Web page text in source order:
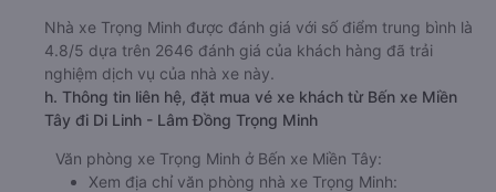
Nhà xe Trọng Minh được đánh giá với số điểm trung bình là
4.8/5 dựa trên 2646 đánh giá của khách hàng đã trải
nghiệm dịch vụ của nhà xe này.
h. Thông tin liên hệ, đặt mua vé xe khách từ Bến xe Miền
Tây đi Di Linh - Lâm Đồng Trọng Minh
Văn phòng xe Trọng Minh ở Bến xe Miền Tây:
Xem địa chỉ văn phòng nhà xe Trọng Minh: